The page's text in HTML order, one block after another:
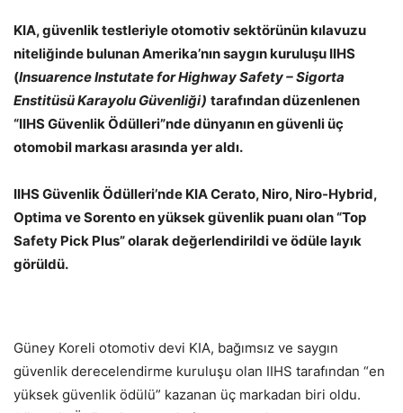
KIA, güvenlik testleriyle otomotiv sektörünün kılavuzu
niteliğinde bulunan Amerika’nın saygın kuruluşu IIHS
(Insuarence Instutate for Highway Safety – Sigorta
Enstitüsü Karayolu Güvenliği) tarafından düzenlenen
“IIHS Güvenlik Ödülleri”nde dünyanın en güvenli üç
otomobil markası arasında yer aldı.
IIHS Güvenlik Ödülleri’nde KIA Cerato, Niro, Niro-Hybrid,
Optima ve Sorento en yüksek güvenlik puanı olan “Top
Safety Pick Plus” olarak değerlendirildi ve ödüle layık
görüldü.
Güney Koreli otomotiv devi KIA, bağımsız ve saygın
güvenlik derecelendirme kuruluşu olan IIHS tarafından “en
yüksek güvenlik ödülü” kazanan üç markadan biri oldu.